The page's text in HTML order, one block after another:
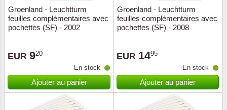
Groenland - Leuchtturm
feuilles complémentaires avec
pochettes (SF) - 2002
EUR 920
En stock
Ajouter au panier
Groenland - Leuchtturm
feuilles complémentaires avec
pochettes (SF) - 2008
EUR 1495
En stock
Ajouter au panier